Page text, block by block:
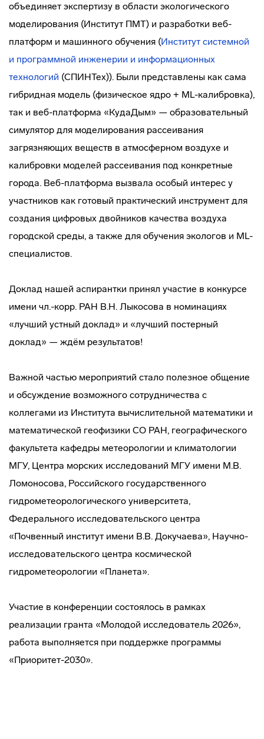
объединяет экспертизу в области экологического
моделирования (Институт ПМТ) и разработки веб-
платформ и машинного обучения (Институт системной
и программной инженерии и информационных
технологий (СПИНТех)). Были представлены как сама
гибридная модель (физическое ядро + ML-калибровка),
так и веб-платформа «КудаДым» — образовательный
симулятор для моделирования рассеивания
загрязняющих веществ в атмосферном воздухе и
калибровки моделей рассеивания под конкретные
города. Веб-платформа вызвала особый интерес у
участников как готовый практический инструмент для
создания цифровых двойников качества воздуха
городской среды, а также для обучения экологов и ML-
специалистов.
Доклад нашей аспирантки принял участие в конкурсе
имени чл.-корр. РАН В.Н. Лыкосова в номинациях
«лучший устный доклад» и «лучший постерный
доклад» — ждём результатов!
Важной частью мероприятий стало полезное общение
и обсуждение возможного сотрудничества с
коллегами из Института вычислительной математики и
математической геофизики СО РАН, географического
факультета кафедры метеорологии и климатологии
МГУ, Центра морских исследований МГУ имени М.В.
Ломоносова, Российского государственного
гидрометеорологического университета,
Федерального исследовательского центра
«Почвенный институт имени В.В. Докучаева», Научно-
исследовательского центра космической
гидрометеорологии «Планета».
Участие в конференции состоялось в рамках
реализации гранта «Молодой исследователь 2026»,
работа выполняется при поддержке программы
«Приоритет-2030».